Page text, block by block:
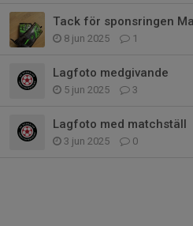
Tack för sponsringen
8 jun 2025 1
Lagfoto medgivande
5 jun 2025 3
Lagfoto med matchställ
3 jun 2025 0